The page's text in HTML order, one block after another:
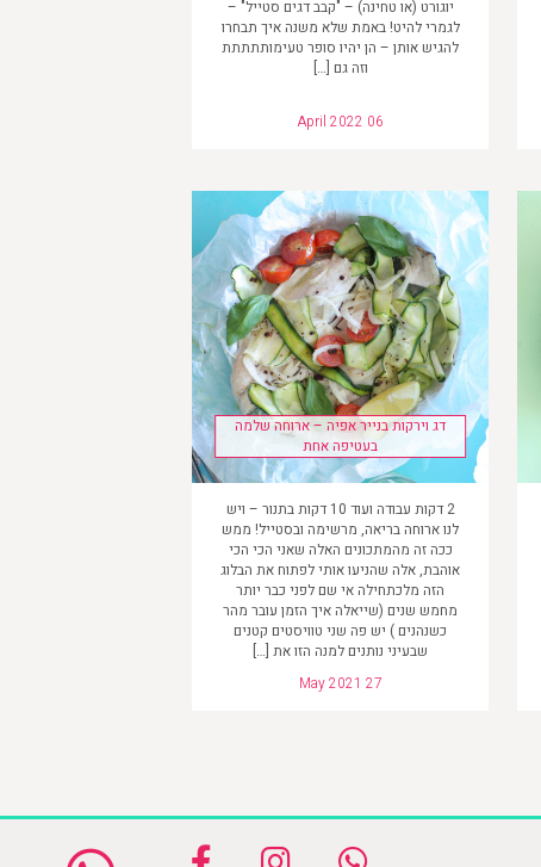
יוגורט (או טחינה) – "קבב דגים סטייל" –
לגמרי להיט! באמת שלא משנה איך תבחרו
להגיש אותן – הן יהיו סופר טעימותתתתת
וזה גם […]
April 2022 06
דג וירקות בנייר אפיה – ארוחה שלמה
בעטיפה אחת
2 דקות עבודה ועוד 10 דקות בתנור – ויש
לנו ארוחה בריאה, מרשימה ובסטייל! ממש
ככה זה מהמתכונים האלה שאני הכי הכי
אוהבת, אלה שהניעו אותי לפתוח את הבלוג
הזה מלכתחילה אי שם לפני כבר יותר
מחמש שנים (שייאלה איך הזמן עובר מהר
כשנהנים ) יש פה שני טוויסטים קטנים
שבעיני נותנים למנה הזו את […]
May 2021 27